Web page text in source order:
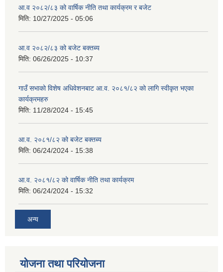
आ.व २०८२/८३ को वार्षिक नीति तथा कार्यक्रम र बजेट
मिति: 10/27/2025 - 05:06
आ.व २०८२/८३ को बजेट बक्तब्य
मिति: 06/26/2025 - 10:37
गाउँ सभाको विशेष अधिवेशनबाट आ.व. २०८१/८२ को लागि स्वीकृत भएका
कार्यक्रमहरु
मिति: 11/28/2024 - 15:45
आ.व. २०८१/८२ को बजेट बक्तब्य
मिति: 06/24/2024 - 15:38
आ.व. २०८१/८२ को वार्षिक नीति तथा कार्यक्रम
मिति: 06/24/2024 - 15:32
अन्य
योजना तथा परियोजना